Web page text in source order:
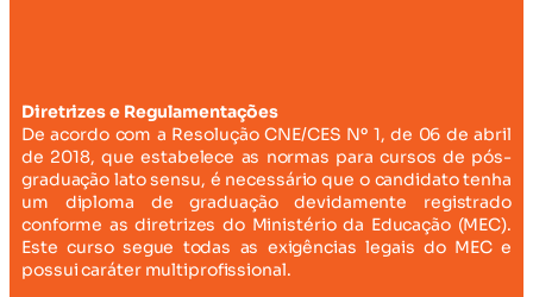
Diretrizes e Regulamentações
De acordo com a Resolução CNE/CES Nº 1, de 06 de abril
de 2018, que estabelece as normas para cursos de pós-
graduação lato sensu, é necessário que o candidato tenha
um diploma de graduação devidamente registrado
conforme as diretrizes do Ministério da Educação (MEC).
Este curso segue todas as exigências legais do MEC e
possui caráter multiprofissional.